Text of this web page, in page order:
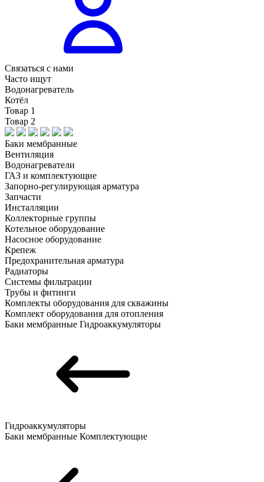
Связаться с нами
Часто ищут
Водонагреватель
Котёл
Товар 1
Товар 2
Баки мембранные
Вентиляция
Водонагреватели
ГАЗ и комплектующие
Запорно-регулирующая арматура
Запчасти
Инсталляции
Коллекторные группы
Котельное оборудование
Насосное оборудование
Крепеж
Предохранительная арматура
Радиаторы
Системы фильтрации
Трубы и фитинги
Комплекты оборудования для скважины
Комплект оборудования для отопления
Баки мембранные Гидроаккумуляторы
Гидроаккумуляторы
Баки мембранные Комплектующие